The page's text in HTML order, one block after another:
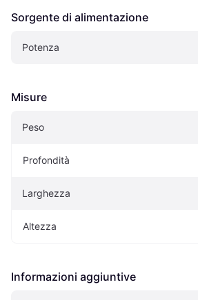
Sorgente di alimentazione
Potenza
Misure
Peso
Profondità
Larghezza
Altezza
Informazioni aggiuntive